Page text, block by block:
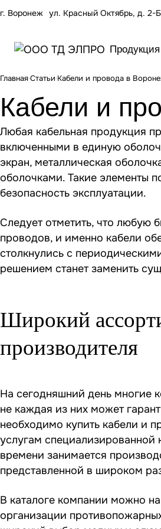
г. Воронеж ул. Красный Октябрь, д. 2-
Продукция
Главная Статьи Кабели и провода в
Кабели и
Любая кабельная продукция
включенными в единую
экран, металлическая
оболочками. Такие элементы
безопасность эксплуатации.
Следует отметить, что любую
проводов, и именно кабели
столкнулись с
решением станет заменить
Широкий
производителя
На сегодняшний день многие
не каждая из них может
необходимо купить кабели и
услугам
времени занимается
представленной в широком
В каталоге компании можно
организации